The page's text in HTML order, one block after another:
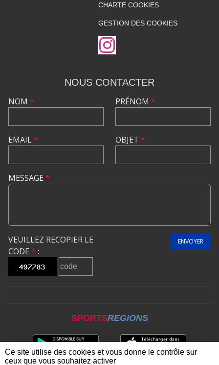
CHARTE COOKIES
GESTION DES COOKIES
NOUS CONTACTER
NOM *
EMAIL*
PRÉNOM *
OBJET *
MESSAGE *
VEUILLEZ RECOPIER LE
CODE * :
ENVOYER
SPORTSREGIONS
Ce site utilise des cookies et vous donne le contrôle sur
ceux que vous souhaitez activer